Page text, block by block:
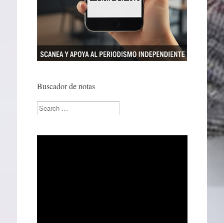
Buscador de notas
Search